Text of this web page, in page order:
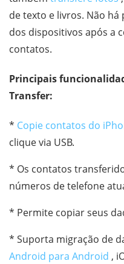
de texto e livros. Não
dos dispositivos após a
contatos.
Principais
Transfer:
* Copie contatos do
clique via USB.
* Os contatos
números de telefone
* Permite copiar seus
* Suporta migração de
Android para Android ,